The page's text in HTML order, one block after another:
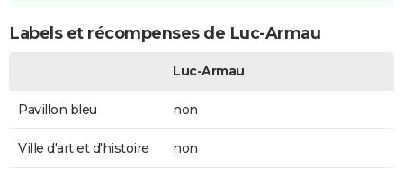
Labels et récompenses de Luc-Armau
Luc-Armau
Pavillon bleu non
Ville d'art et d'histoire non